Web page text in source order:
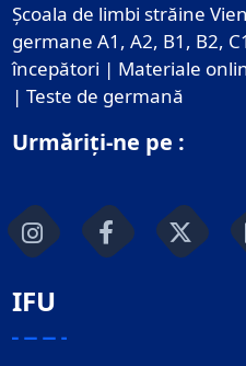
Școala de limbi străine
germane A1, A2, B1, B2,
începători | Materiale
| Teste de germană
Urmăriți-ne pe :
IFU